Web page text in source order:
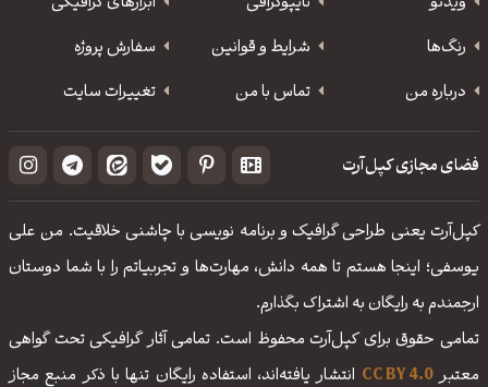
رنگ‌ها
شرایط و قوانین
سفارش پروژه
درباره من
تماس با من تغییرات سایت
فضای مجازی کپل‌آرت
کپل‌آرت یعنی طراحی گرافیک و برنامه نویسی با چاشنی خلاقیت. من علی
یوسفی؛ اینجا هستم تا همه دانش، مهارت‌‌ها و تجربیاتم را با شما دوستان
ارجمندم به رایگان به اشتراک بگذارم.
تمامی حقوق برای کپل‌آرت محفوظ است. تمامی آثار گرافیکی تحت گواهی
معتبرCC BY 4.0 انتشار یافته‌اند، استفاده رایگان تنها با ذکر منبع مجاز